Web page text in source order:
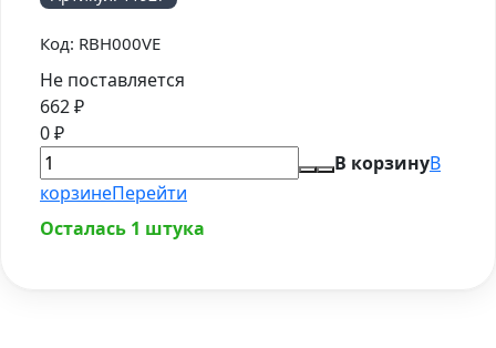
Код: RBH000VE
Не поставляется
662₽
0₽
В корзинуВ
корзинеПерейти
Осталась 1 штука